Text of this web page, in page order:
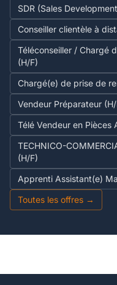
SDR (Sales
Conseiller clientèle à
Téléconseiller / Chargé
(H/F)
Chargé(e) de prise de
Vendeur Préparateur
Télé Vendeur en Pièces
TECHNICO-
(H/F)
Apprenti Assistant(e)
Toutes les offres →